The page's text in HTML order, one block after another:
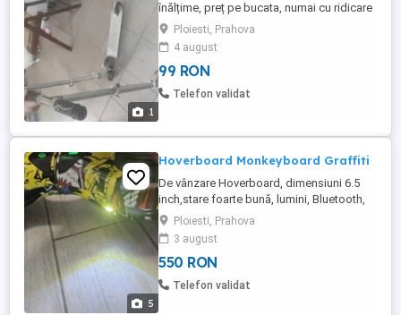
1
înălțime, preț pe bucata, numai cu ridicare
din Ploiesti, schimb doar cu țuică buna pt
revânzare
Ploiesti, Prahova
4 august
99 RON
Telefon validat
5
Hoverboard Monkeyboard Graffiti
De vânzare Hoverboard, dimensiuni 6.5
inch,stare foarte bună, lumini, Bluetooth,
smart balance,boxe incorporate.,geanta
transport și încărcător. Preț ușor
negociabil.
Ploiesti, Prahova
3 august
550 RON
Telefon validat